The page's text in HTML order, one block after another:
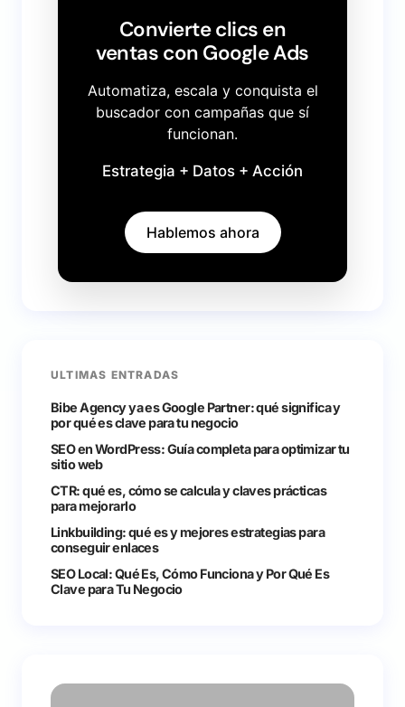
Convierte clics en
ventas con Google Ads
Automatiza, escala y conquista el
buscador con campañas que sí
funcionan.
Estrategia + Datos + Acción
Hablemos ahora
ULTIMAS ENTRADAS
Bibe Agency ya es Google Partner: qué significa y
por qué es clave para tu negocio
SEO en WordPress: Guía completa para optimizar tu
sitio web
CTR: qué es, cómo se calcula y claves prácticas
para mejorarlo
Linkbuilding: qué es y mejores estrategias para
conseguir enlaces
SEO Local: Qué Es, Cómo Funciona y Por Qué Es
Clave para Tu Negocio